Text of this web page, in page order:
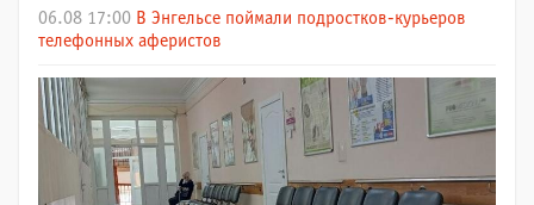
06.08 17:00 В Энгельсе поймали подростков-курьеров
телефонных аферистов